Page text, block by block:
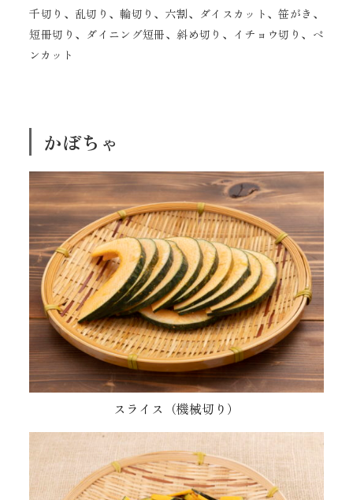
千切り、乱切り、輪切り、六割、ダイスカット、笹がき、
短冊切り、ダイニング短冊、斜め切り、イチョウ切り、ペ
ンカット
かぼちゃ
スライス（機械切り）